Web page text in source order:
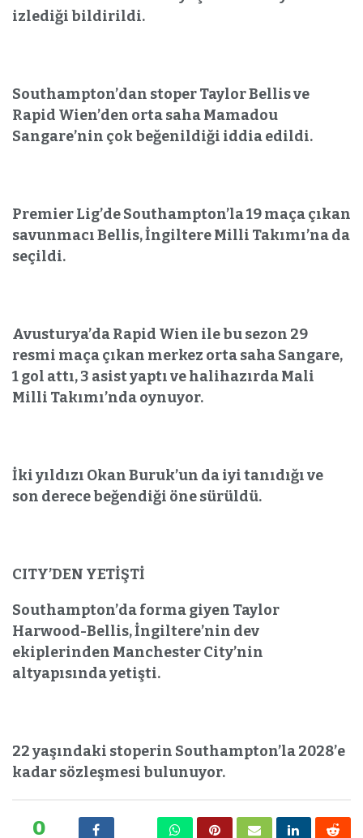
izlediği bildirildi.
Southampton’dan stoper Taylor Bellis ve
Rapid Wien’den orta saha Mamadou
Sangare’nin çok beğenildiği iddia edildi.
Premier Lig’de Southampton’la 19 maça çıkan
savunmacı Bellis, İngiltere Milli Takımı’na da
seçildi.
Avusturya’da Rapid Wien ile bu sezon 29
resmi maça çıkan merkez orta saha Sangare,
1 gol attı, 3 asist yaptı ve halihazırda Mali
Milli Takımı’nda oynuyor.
İki yıldızı Okan Buruk’un da iyi tanıdığı ve
son derece beğendiği öne sürüldü.
CITY’DEN YETİŞTİ
Southampton’da forma giyen Taylor
Harwood-Bellis, İngiltere’nin dev
ekiplerinden Manchester City’nin
altyapısında yetişti.
22 yaşındaki stoperin Southampton’la 2028’e
kadar sözleşmesi bulunuyor.
0